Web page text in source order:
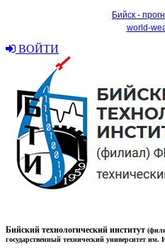
Бийск -
world-
ВОЙТИ
Бийский технологический институт
государственный технический университет